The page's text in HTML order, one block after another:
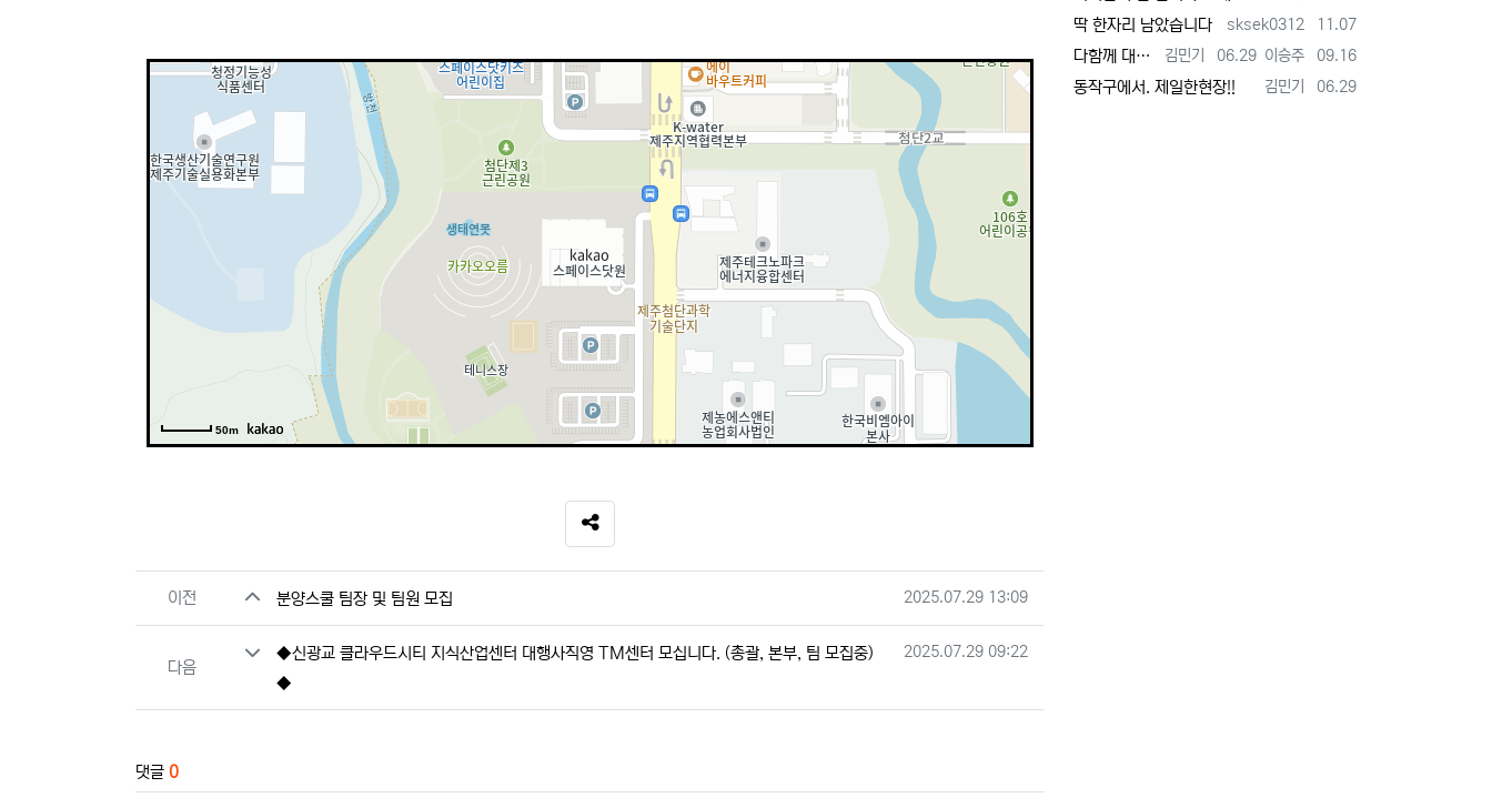
50m
SNS 공유
관련자료
이전 분양스쿨 팀장 및 팀원 모집 작성일
2025.07.29 13:09
다음
◆신광교 클라우드시티 지식산업센터 대행사직영 TM센터 모십니다. (총괄, 본부, 팀 모집중)
◆
작성일
2025.07.29 09:22
댓글 0
등록자
sksek0312 등록일
11.07
딱 한자리 남았습니다
등록자
이승주 등록일
09.16
등록자
김민기 등록일
06.29
다함께 대박납니다.
등록자
김민기 등록일
06.29
동작구에서. 제일한현장!!